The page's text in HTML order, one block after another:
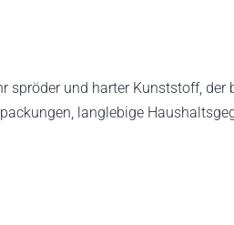
spröder und harter Kunststoff,
langlebige